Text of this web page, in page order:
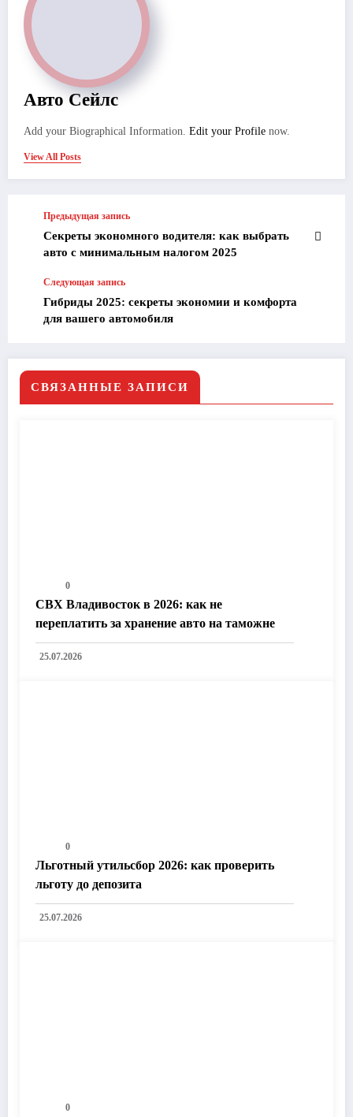
Авто Сейлс
Add your Biographical Information. Edit your Profile now.
View All Posts
Предыдущая запись
Секреты экономного водителя: как выбрать
авто с минимальным налогом 2025
Следующая запись
Гибриды 2025: секреты экономии и комфорта
для вашего автомобиля
СВЯЗАННЫЕ ЗАПИСИ
0
СВХ Владивосток в 2026: как не
переплатить за хранение авто на таможне
25.07.2026
0
Льготный утильсбор 2026: как проверить
льготу до депозита
25.07.2026
0